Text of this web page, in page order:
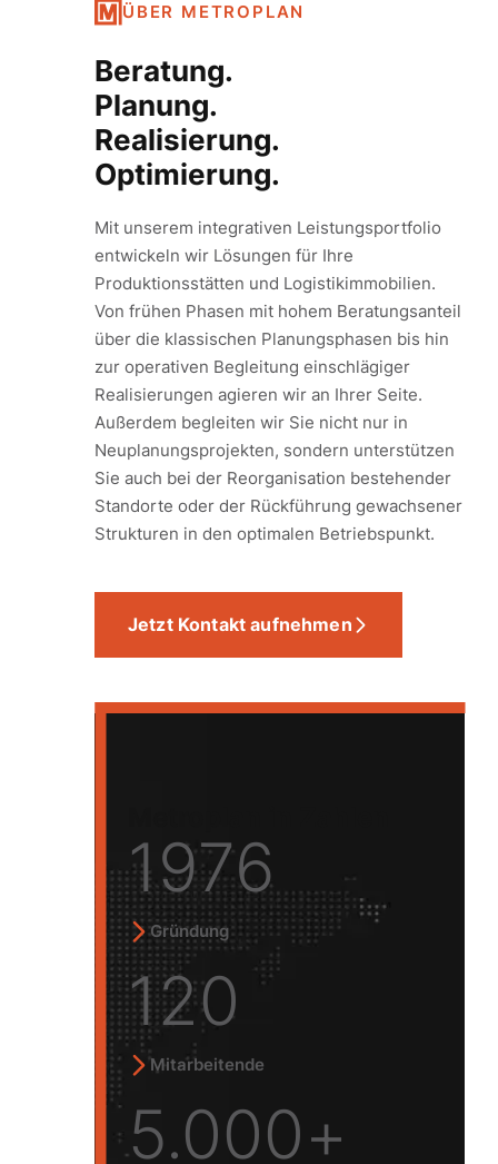
ÜBER METROPLAN
Beratung.
Planung.
Realisierung.
Optimierung.
Mit unserem integrativen Leistungsportfolio
entwickeln wir Lösungen für Ihre
Produktionsstätten und Logistikimmobilien.
Von frühen Phasen mit hohem Beratungsanteil
über die klassischen Planungsphasen bis hin
zur operativen Begleitung einschlägiger
Realisierungen agieren wir an Ihrer Seite.
Außerdem begleiten wir Sie nicht nur in
Neuplanungsprojekten, sondern unterstützen
Sie auch bei der Reorganisation bestehender
Standorte oder der Rückführung gewachsener
Strukturen in den optimalen Betriebspunkt.
Jetzt Kontakt aufnehmen
1976
Gründung
120
Mitarbeitende
5.000+